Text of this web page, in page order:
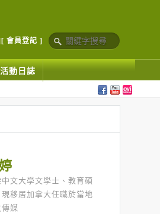
[ 會員登記 ]
動日誌
中文大學文學士、教育碩
現移居加拿大任職於當地
傳媒